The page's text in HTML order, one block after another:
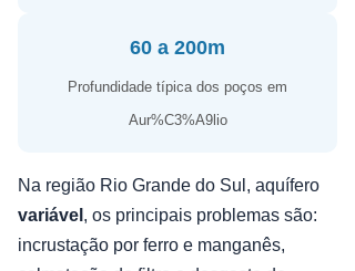
60 a 200m
Profundidade típica dos poços em
Aur%C3%A9lio
Na região Rio Grande do Sul, aquífero
variável , os principais problemas são:
incrustação por ferro e manganês,